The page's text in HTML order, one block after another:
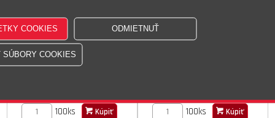
Dodanie do 2 prac. dní
100ks
Kúpiť
100ks
Kúpiť